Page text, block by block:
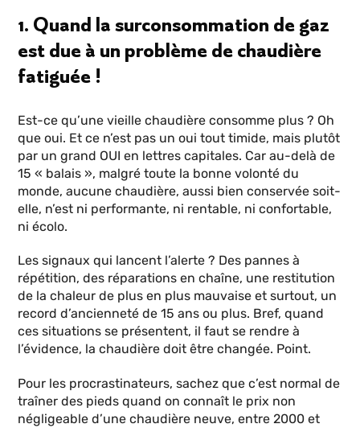
1. Quand la surconsommation de gaz
est due à un problème de chaudière
fatiguée !
Est-ce qu’une vieille chaudière consomme plus ? Oh
que oui. Et ce n’est pas un oui tout timide, mais plutôt
par un grand OUI en lettres capitales. Car au-delà de
15 « balais », malgré toute la bonne volonté du
monde, aucune chaudière, aussi bien conservée soit-
elle, n’est ni performante, ni rentable, ni confortable,
ni écolo.
Les signaux qui lancent l’alerte ? Des pannes à
répétition, des réparations en chaîne, une restitution
de la chaleur de plus en plus mauvaise et surtout, un
record d’ancienneté de 15 ans ou plus. Bref, quand
ces situations se présentent, il faut se rendre à
l’évidence, la chaudière doit être changée. Point.
Pour les procrastinateurs, sachez que c’est normal de
traîner des pieds quand on connaît le prix non
négligeable d’une chaudière neuve, entre 2000 et